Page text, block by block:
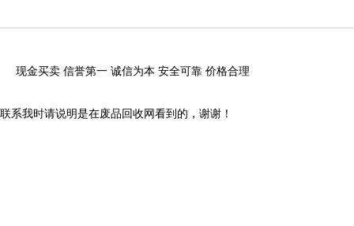
现金买卖 信誉第一 诚信为本 安全可靠 价格合理
联系我时请说明是在废品回收网看到的，谢谢！